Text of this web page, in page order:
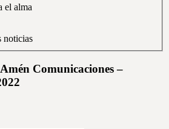
el alma
noticias
Comunicaciones –